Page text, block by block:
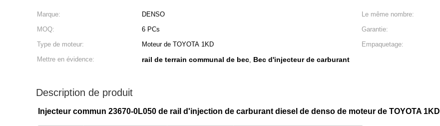
Marque: DENSO Le même nombre:
MOQ:
6 PCs Garantie:
Type de moteur:
Moteur de TOYOTA 1KD Empaquetage:
Mettre en évidence:
rail de terrain communal de bec, Bec d'injecteur de carburant
Description de produit
Injecteur commun 23670-0L050 de rail d'injection de carburant diesel de denso de moteur de TOYOTA 1KD